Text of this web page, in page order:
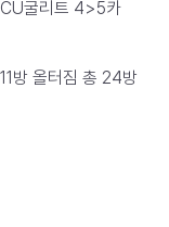
CU굴리트 4>5카
11방 올터짐 총 24방